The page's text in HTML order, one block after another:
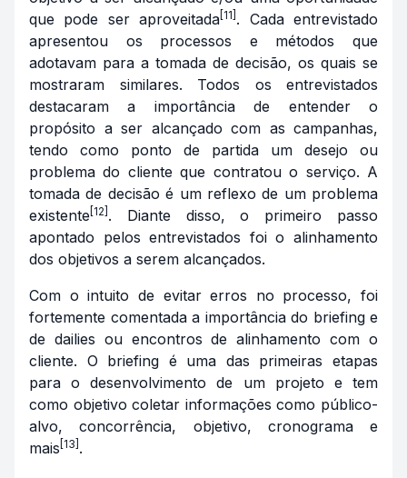
que pode ser aproveitada [11] . Cada entrevistado
apresentou os processos e métodos que
adotavam para a tomada de decisão, os quais se
mostraram similares. Todos os entrevistados
destacaram a importância de entender o
propósito a ser alcançado com as campanhas,
tendo como ponto de partida um desejo ou
problema do cliente que contratou o serviço. A
tomada de decisão é um reflexo de um problema
existente [12] . Diante disso, o primeiro passo
apontado pelos entrevistados foi o alinhamento
dos objetivos a serem alcançados.
Com o intuito de evitar erros no processo, foi
fortemente comentada a importância do briefinge
de dailies ou encontros de alinhamento com o
cliente. O briefing é uma das primeiras etapas
para o desenvolvimento de um projeto e tem
como objetivo coletar informações como público-
alvo, concorrência, objetivo, cronograma e
mais [13] .